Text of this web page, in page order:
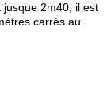
jusque 2m40, il est
carrés au